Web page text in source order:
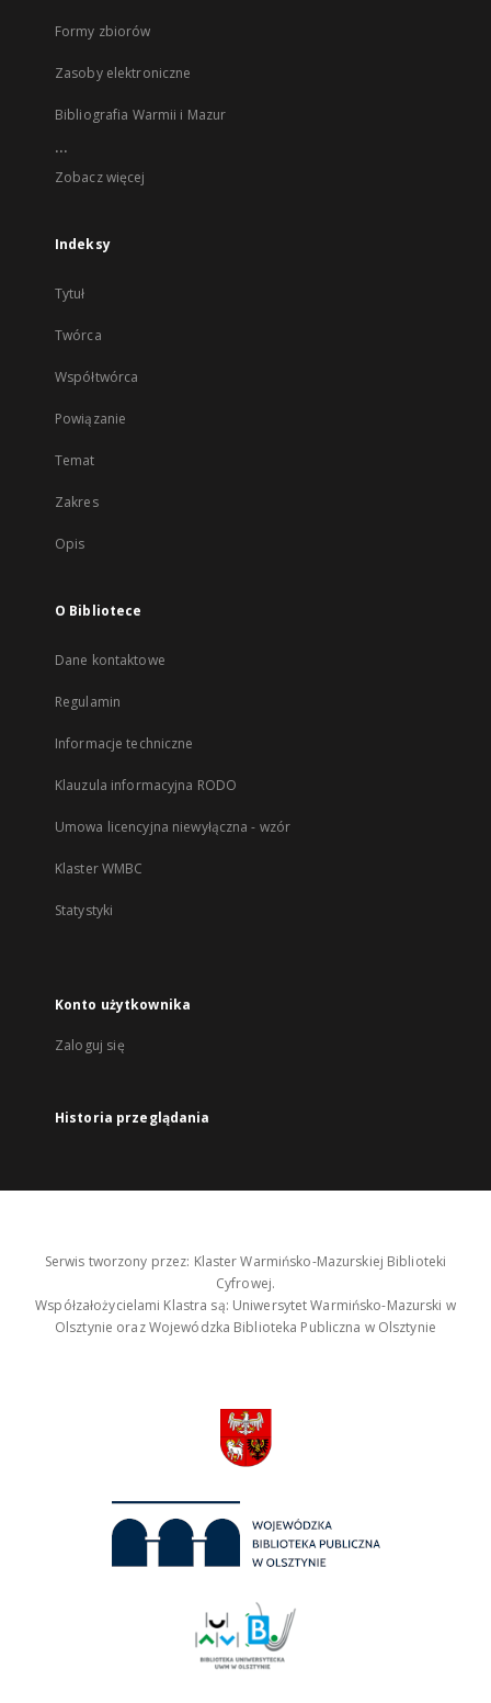
Formy zbiorów
Zasoby elektroniczne
Bibliografia Warmii i Mazur
...
Zobacz więcej
Indeksy
Tytuł
Twórca
Współtwórca
Powiązanie
Temat
Zakres
Opis
O Bibliotece
Dane kontaktowe
Regulamin
Informacje techniczne
Klauzula informacyjna RODO
Umowa licencyjna niewyłączna - wzór
Klaster WMBC
Statystyki
Konto użytkownika
Zaloguj się
Historia przeglądania
Serwis tworzony przez: Klaster Warmińsko-Mazurskiej Biblioteki
Cyfrowej.
Współzałożycielami Klastra są: Uniwersytet Warmińsko-Mazurski w
Olsztynie oraz Wojewódzka Biblioteka Publiczna w Olsztynie